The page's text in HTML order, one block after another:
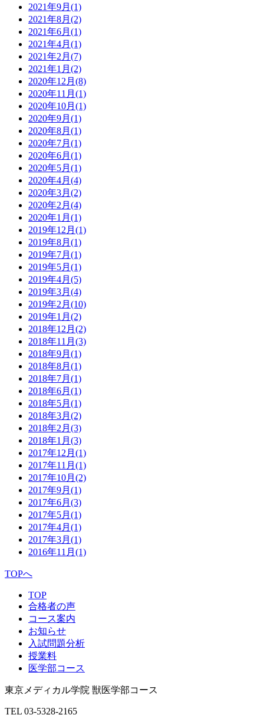
2021年9月 (1)
2021年8月 (2)
2021年6月 (1)
2021年4月 (1)
2021年2月 (7)
2021年1月 (2)
2020年12月 (8)
2020年11月 (1)
2020年10月 (1)
2020年9月 (1)
2020年8月 (1)
2020年7月 (1)
2020年6月 (1)
2020年5月 (1)
2020年4月 (4)
2020年3月 (2)
2020年2月 (4)
2020年1月 (1)
2019年12月 (1)
2019年8月 (1)
2019年7月 (1)
2019年5月 (1)
2019年4月 (5)
2019年3月 (4)
2019年2月 (10)
2019年1月 (2)
2018年12月 (2)
2018年11月 (3)
2018年9月 (1)
2018年8月 (1)
2018年7月 (1)
2018年6月 (1)
2018年5月 (1)
2018年3月 (2)
2018年2月 (3)
2018年1月 (3)
2017年12月 (1)
2017年11月 (1)
2017年10月 (2)
2017年9月 (1)
2017年6月 (3)
2017年5月 (1)
2017年4月 (1)
2017年3月 (1)
2016年11月 (1)
TOPへ
TOP
合格者の声
コース案内
お知らせ
入試問題分析
授業料
医学部コース
東京メディカル学院 獣医学部コース
TEL 03-5328-2165